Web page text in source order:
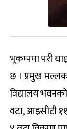
भूकम्पमा परी
छ । प्रमुख
विद्यालय
वटा, आइसीटी